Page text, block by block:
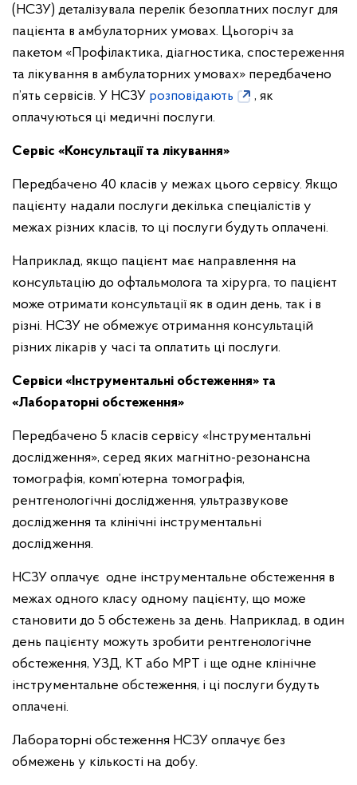
(НСЗУ) деталізувала перелік безоплатних послуг для
пацієнта в амбулаторних умовах. Цьогоріч за
пакетом «Профілактика, діагностика, спостереження
та лікування в амбулаторних умовах» передбачено
п’ять сервісів. У НСЗУ розповідають
, як
оплачуються ці медичні послуги.
Сервіс «Консультації та лікування»
Передбачено 40 класів у межах цього сервісу. Якщо
пацієнту надали послуги декілька спеціалістів у
межах різних класів, то ці послуги будуть оплачені.
Наприклад, якщо пацієнт має направлення на
консультацію до офтальмолога та хірурга, то пацієнт
може отримати консультації як в один день, так і в
різні. НСЗУ не обмежує отримання консультацій
різних лікарів у часі та оплатить ці послуги.
Сервіси «Інструментальні обстеження» та
«Лабораторні обстеження»
Передбачено 5 класів сервісу «Інструментальні
дослідження», серед яких магнітно-резонансна
томографія, комп’ютерна томографія,
рентгенологічні дослідження, ультразвукове
дослідження та клінічні інструментальні
дослідження.
НСЗУ оплачує одне інструментальне обстеження в
межах одного класу одному пацієнту, що може
становити до 5 обстежень за день. Наприклад, в один
день пацієнту можуть зробити рентгенологічне
обстеження, УЗД, КТ або МРТ і ще одне клінічне
інструментальне обстеження, і ці послуги будуть
оплачені.
Лабораторні обстеження НСЗУ оплачує без
обмежень у кількості на добу.